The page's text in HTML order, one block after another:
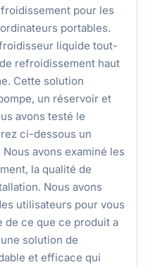
pour les
portables.
liquide tout-
refroidissement haut
Cette solution
un réservoir et
avons testé le
ci-dessous un
avons examiné les
la qualité de
Nous avons
utilisateurs pour vous
de ce que ce produit a
solution de
et efficace qui